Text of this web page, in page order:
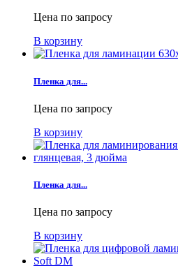
Цена по запросу
В корзину
Пленка для...
Цена по запросу
В корзину
Пленка для...
Цена по запросу
В корзину